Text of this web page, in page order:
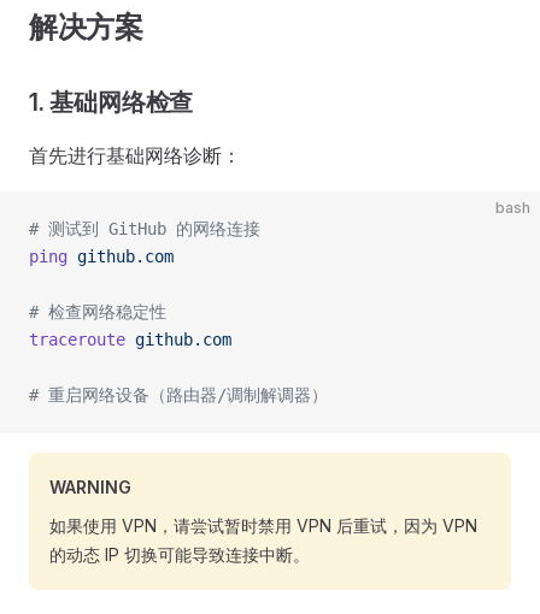
解决方案
1. 基础网络检查
首先进行基础网络诊断：
bash
# 测试到 GitHub 的网络连接
ping github.com
# 检查网络稳定性
traceroute github.com
# 重启网络设备（路由器/调制解调器）
WARNING
如果使用 VPN，请尝试暂时禁用 VPN 后重试，因为 VPN
的动态 IP 切换可能导致连接中断。